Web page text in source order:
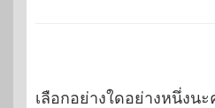
เลือกอย่างใดอย่างหนึ่งน